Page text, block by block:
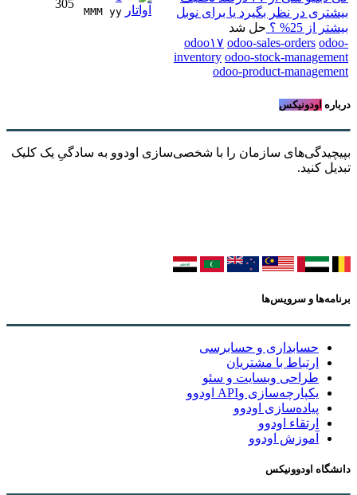
بیشتری در نظر بگیرد یا برای نوبل
بیشتر از 25% ؟
حل شد
odoo۱۷ odoo-sales-orders odoo-
inventory odoo-stock-management
odoo-product-management
MMM yy
305
درباره اودونیکس
بپیچیدگی‌های سازمان را با شخصی‌سازی اودوو به سادگیِ یک کلیک
تبدیل کنید.
برنامه‌ها و سرویس‌ها
حسابداری و حسابرسی
ارتباط با مشتریان
طراحی وبسایت و سئو
یکپارچه‌سازی وAPI اودوو
پیاده‌سازی اودوو
ارتقاء اودوو
آموزش اودوو
دانشگاه اودوونیکس